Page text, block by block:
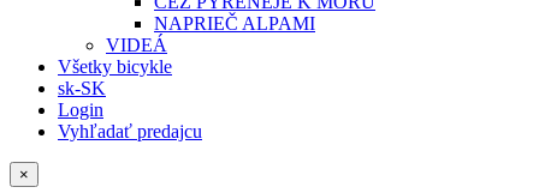
NAPRIEČ ALPAMI
VIDEÁ
Všetky bicykle
sk-SK
Login
Vyhľadať predajcu
×